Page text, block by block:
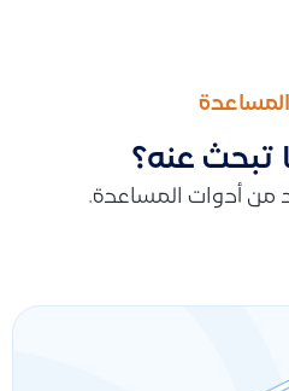
تبحث عنه؟
من أدوات المساعدة.